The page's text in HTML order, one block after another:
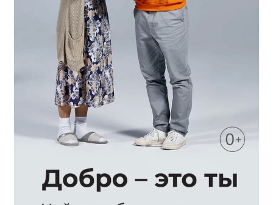
Министерство науки и высшего образования
Главное управление по контролю за оборотом
наркотиков
Общероссийская база вакансий "Работа в
России"
Сбербанк Онлайн - оплачивайте
образовательные услуги